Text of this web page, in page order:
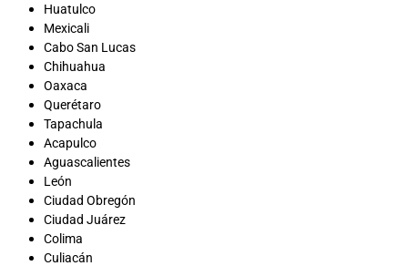
Huatulco
Mexicali
Cabo San Lucas
Chihuahua
Oaxaca
Querétaro
Tapachula
Acapulco
Aguascalientes
León
Ciudad Obregón
Ciudad Juárez
Colima
Culiacán